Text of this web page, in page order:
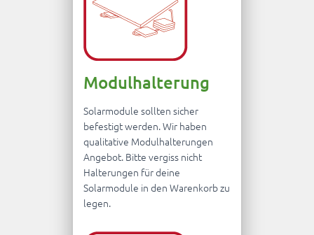
Modulhalterung
Solarmodule sollten sicher
befestigt werden. Wir haben
qualitative Modulhalterungen
Angebot. Bitte vergiss nicht
Halterungen für deine
Solarmodule in den Warenkorb zu
legen.